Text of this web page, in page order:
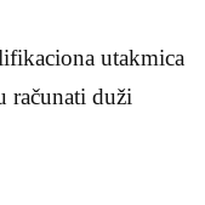
utakmica
računati duži